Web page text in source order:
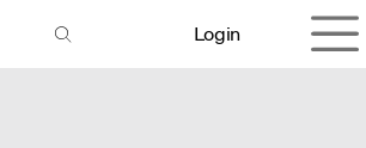
Login